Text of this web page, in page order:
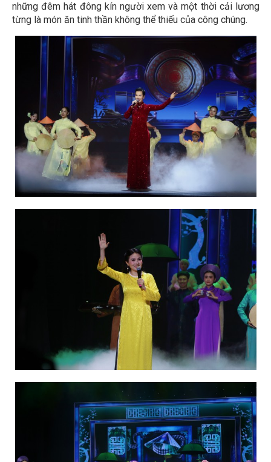
những đêm hát đông kín người xem và một thời cải lương
từng là món ăn tinh thần không thể thiếu của công chúng.